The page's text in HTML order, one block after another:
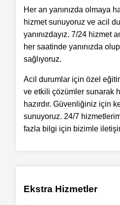
Her an yanınızda olmaya
hizmet sunuyoruz ve acil
yanınızdayız. 7/24 hizmet
her saatinde yanınızda
sağlıyoruz.
Acil durumlar için özel
ve etkili çözümler sunarak
hazırdır. Güvenliğiniz için
sunuyoruz. 24/7
fazla bilgi için bizimle
Ekstra Hizmetler